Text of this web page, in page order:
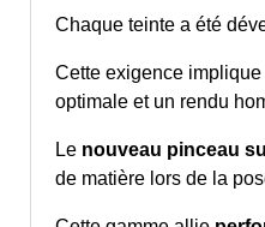
Chaque teinte a été
Cette exigence
optimale et un rendu
Le nouveau pinceau
de matière lors de la